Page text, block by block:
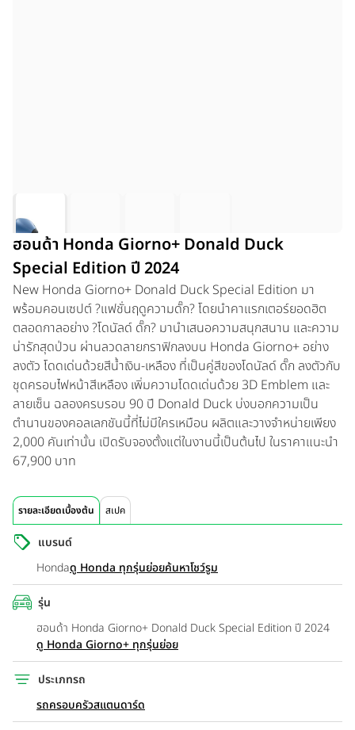
ฮอนด้า Honda Giorno+ Donald Duck
Special Edition ปี 2024
New Honda Giorno+ Donald Duck Special Edition มา
พร้อมคอนเซปต์ ?แฟชั่นฤดูความดั๊ก? โดยนำคาแรกเตอร์ยอดฮิต
ตลอดกาลอย่าง ?โดนัลด์ ดั๊ก? มานำเสนอความสนุกสนาน และความ
น่ารักสุดป่วน ผ่านลวดลายกราฟิกลงบน Honda Giorno+ อย่าง
ลงตัว โดดเด่นด้วยสีน้ำเงิน-เหลือง ที่เป็นคู่สีของโดนัลด์ ดั๊ก ลงตัวกับ
ชุดครอบไฟหน้าสีเหลือง เพิ่มความโดดเด่นด้วย 3D Emblem และ
ลายเซ็น ฉลองครบรอบ 90 ปี Donald Duck บ่งบอกความเป็น
ตำนานของคอลเลกชันนี้ที่ไม่มีใครเหมือน ผลิตและวางจำหน่ายเพียง
2,000 คันเท่านั้น เปิดรับจองตั้งแต่ในงานนี้เป็นต้นไป ในราคาแนะนำ
67,900 บาท
รายละเอียดเบื้องต้น สเปค
แบรนด์
Hondaดู Honda ทุกรุ่นย่อยค้นหาโชว์รูม
รุ่น
ฮอนด้า Honda Giorno+ Donald Duck Special Edition ปี 2024
ดู Honda Giorno+ ทุกรุ่นย่อย
ประเภทรถ
รถครอบครัวสแตนดาร์ด